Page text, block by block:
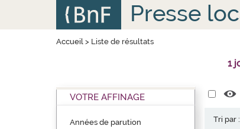
Presse
Accueil> Liste de résultats
1
VOTRE AFFINAGE
Années de parution
Tri par :
Panneau de gestion des cookies